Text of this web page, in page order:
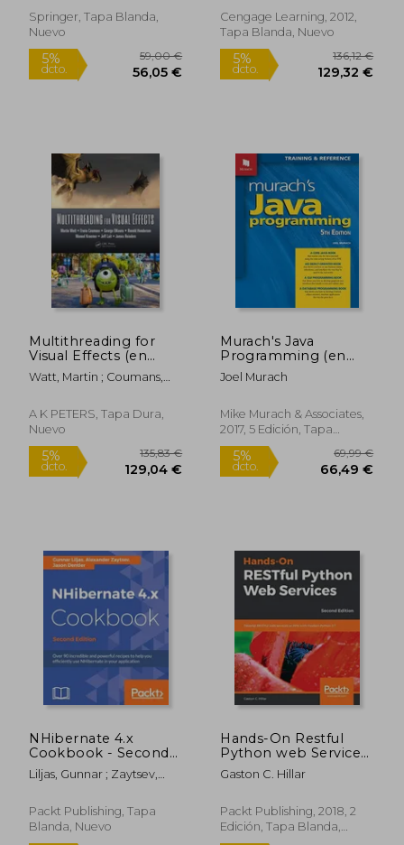
Springer, Tapa Blanda,
Nuevo
5%
dcto.
59,00 €
Cengage Learning, 2012,
Tapa Blanda, Nuevo
5%
dcto.
Multithreading for
Visual Effects (en
Inglés)
Watt, Martin ; Coumans,
A K PETERS, Tapa Dura,
Nuevo
Murach's Java
Programming (en
Inglés)
Joel Murach
Mike Murach & Associates,
2017, 5 Edición, Tapa
Blanda, Nuevo
NHibernate 4.x
Cookbook - Second
Edition (en Inglés)
Liljas, Gunnar ; Zaytsev,
Packt Publishing, Tapa
Blanda, Nuevo
Hands-On Restful
Python web Services:
Develop Restful web
Services or Apis With
2nd Edition (en
Inglés)
Gaston C. Hillar
Packt Publishing, 2018, 2
Edición, Tapa Blanda,
Nuevo